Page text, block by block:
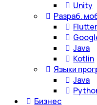
Unity
Разраб.
Java
Kotlin
Языки
Java
Бизнес